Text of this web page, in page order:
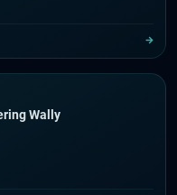
Wally